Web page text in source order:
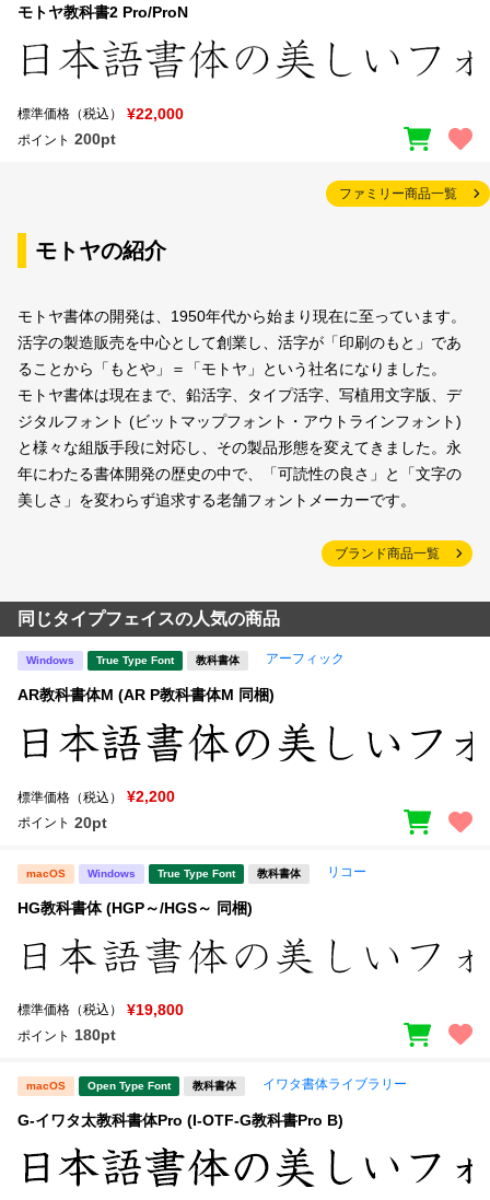
モトヤ教科書2 Pro/ProN
標準価格（税込） ¥22,000
ポイント 200pt
ファミリー商品一覧
モトヤの紹介
モトヤ書体の開発は、1950年代から始まり現在に至っています。
活字の製造販売を中心として創業し、活字が「印刷のもと」であ
ることから「もとや」＝「モトヤ」という社名になりました。
モトヤ書体は現在まで、鉛活字、タイプ活字、写植用文字版、デ
ジタルフォント (ビットマップフォント・アウトラインフォント)
と様々な組版手段に対応し、その製品形態を変えてきました。永
年にわたる書体開発の歴史の中で、「可読性の良さ」と「文字の
美しさ」を変わらず追求する老舗フォントメーカーです。
ブランド商品一覧
同じタイプフェイスの人気の商品
Windows True Type Font 教科書体 アーフィック
AR教科書体M (AR P教科書体M 同梱)
標準価格（税込） ¥2,200
ポイント 20pt
macOS Windows True Type Font 教科書体 リコー
HG教科書体 (HGP～/HGS～ 同梱)
標準価格（税込） ¥19,800
ポイント 180pt
macOS Open Type Font 教科書体 イワタ書体ライブラリー
G-イワタ太教科書体Pro (I-OTF-G教科書Pro B)